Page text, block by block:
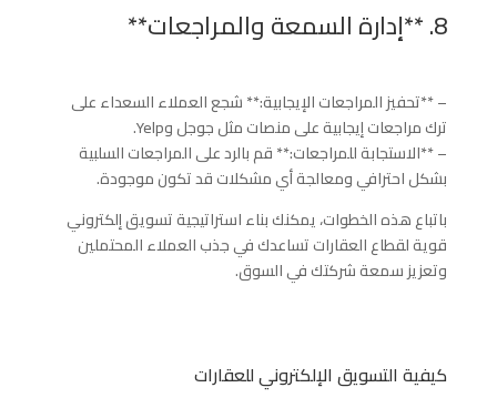
8. **إدارة السمعة والمراجعات**
– **تحفيز المراجعات الإيجابية:** شجع العملاء السعداء على
ترك مراجعات إيجابية على منصات مثل جوجل وYelp.
– **الاستجابة للمراجعات:** قم بالرد على المراجعات السلبية
بشكل احترافي ومعالجة أي مشكلات قد تكون موجودة.
باتباع هذه الخطوات، يمكنك بناء استراتيجية تسويق إلكتروني
قوية لقطاع العقارات تساعدك في جذب العملاء المحتملين
وتعزيز سمعة شركتك في السوق.
كيفية التسويق الإلكتروني للعقارات